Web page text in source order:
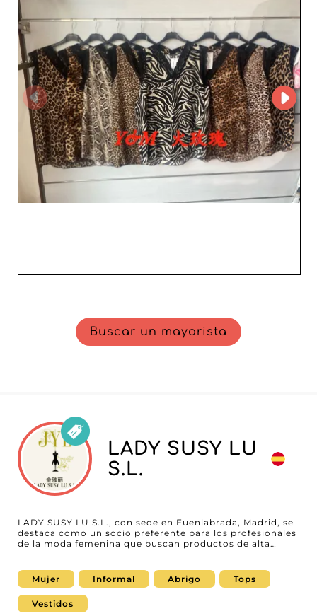
servicio de atención al cliente ágil, listo para responder a
todas tus preguntas. Elegir a HUO MEI GUI SL como
proveedor es apostar por la calidad y la diversidad para
enamorar a tu clientela femenina y reforzar la
competitividad de tu marca. Con especial atención a la
confección y los acabados, cada prenda está diseñada
para durar y causar sensación. En nuestra plataforma,
HUO MEI GUI SL se presenta como un socio estratégico
para cualquier revendedor ambicioso que quiera
aumentar su facturación con colecciones que destilan
sofisticación y originalidad. Elige la excelencia con HUO
MEI GUI SL y lleva tu negocio a nuevas alturas.
Buscar un mayorista
LADY SUSY LU
S.L.
LADY SUSY LU S.L., con sede en Fuenlabrada, Madrid, se
destaca como un socio preferente para los profesionales
de la moda femenina que buscan productos de alta
tops, partes de abajo y vestidos, perfectamente
adaptados a las necesidades de los revendedores
orientados a una clientela femenina. Con una reputación
bien consolidada de fiabilidad y profesionalidad, LADY
Mujer Informal Abrigo Tops
Vestidos